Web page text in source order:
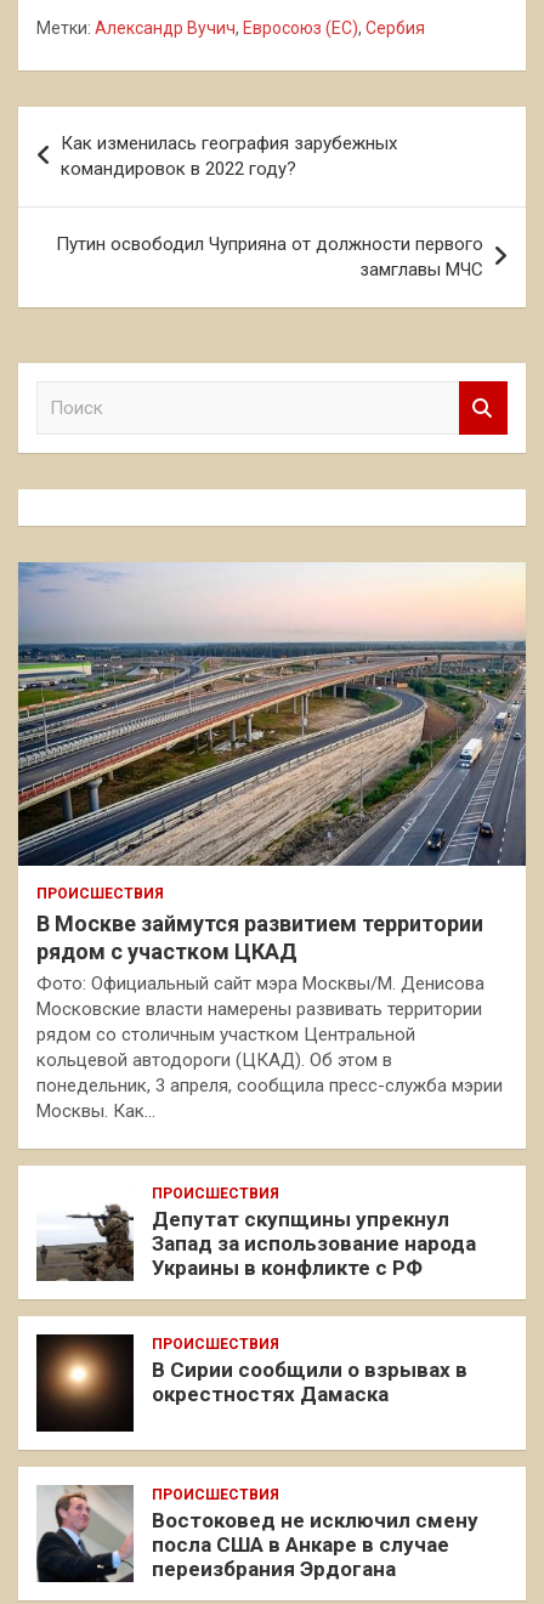
Метки: Александр Вучич, Евросоюз (ЕС), Сербия
по
записям
Как изменилась география зарубежных
командировок в 2022 году?
Путин освободил Чуприяна от должности первого
замглавы МЧС
к
ПРОИСШЕСТВИЯ
В Москве займутся развитием территории
рядом с участком ЦКАД
Фото: Официальный сайт мэра Москвы/М. Денисова
Московские власти намерены развивать территории
рядом со столичным участком Центральной
кольцевой автодороги (ЦКАД). Об этом в
понедельник, 3 апреля, сообщила пресс-служба мэрии
Москвы. Как…
ПРОИСШЕСТВИЯ
Депутат скупщины упрекнул
Запад за использование народа
Украины в конфликте с РФ
ПРОИСШЕСТВИЯ
В Сирии сообщили о взрывах в
окрестностях Дамаска
ПРОИСШЕСТВИЯ
Востоковед не исключил смену
посла США в Анкаре в случае
переизбрания Эрдогана